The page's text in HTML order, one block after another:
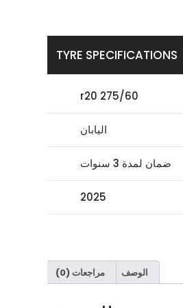
TYRE SPECIFICATIONS
275/60 r20
اليابان
ضمان لمدة 3 سنوات
2025
الوصف مراجعات (0)